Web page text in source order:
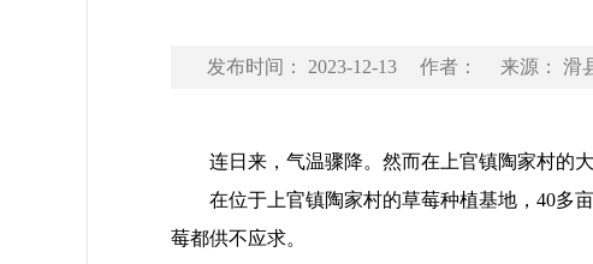
发布时间： 2023-12-13 作者： 来源： 滑
连日来，气温骤降。然而在上官镇陶家村的大
在位于上官镇陶家村的草莓种植基地，40多亩
莓都供不应求。